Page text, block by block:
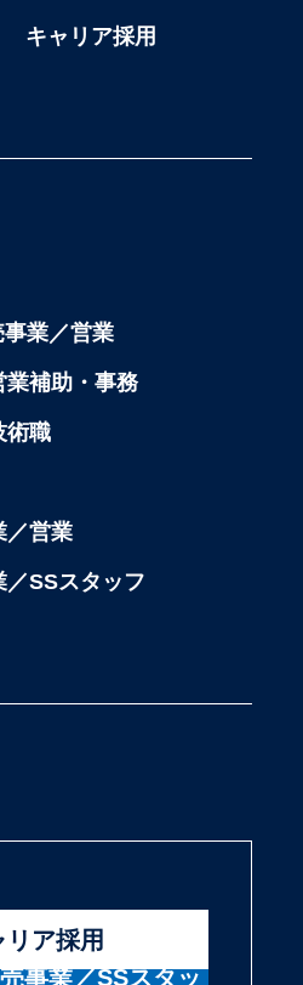
キャリア採用
業／営業
業補助・事務
術職
／営業
SSスタッフ
リア採用
事業／SSスタッ